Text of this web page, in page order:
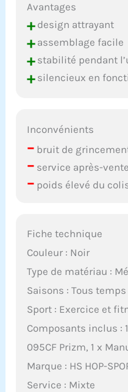
Avantages
+design attrayant
+assemblage facile
+stabilité pendant
+silencieux en
Inconvénients
– bruit de
– service après-
– poids élevé du
Fiche technique
Couleur : Noir
Type de matériau :
Saisons : Tous temps
Sport : Exercice et
Composants inclus :
095CF Prizm, 1 x
Marque : HS HOP-
Service : Mixte